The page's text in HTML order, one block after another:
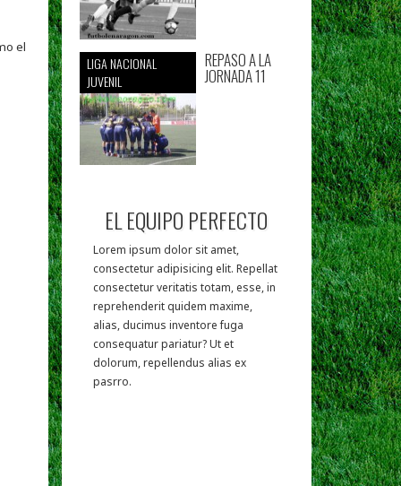
el
LIGA NACIONAL
JUVENIL
REPASO A LA
JORNADA 11
EL EQUIPO PERFECTO
Lorem ipsum dolor sit amet,
consectetur adipisicing elit. Repellat
consectetur veritatis totam, esse, in
reprehenderit quidem maxime,
alias, ducimus inventore fuga
consequatur pariatur? Ut et
dolorum, repellendus alias ex
pasrro.